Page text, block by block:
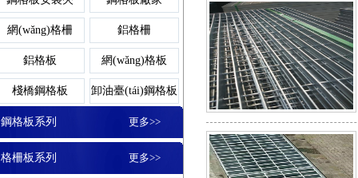
扇形鋼格板
鋼格板平臺(tái)
不銹鋼
玻璃格
平臺(tái)鋼格柵
板
玻璃鋼格柵板
鋼格柵板
格柵蓋板
地溝蓋板
踏步板
網(wǎng)格柵 鋁格柵
鋁格板 網(wǎng)格板
棧橋鋼格板 卸油臺(tái)鋼格板
鋼格板系列 更多>>
格柵板系列 更多>>